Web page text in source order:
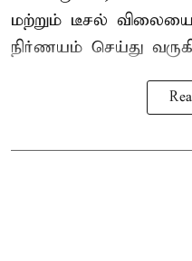
மற்றும் டீசல்
நிர்ணயம் செய்து